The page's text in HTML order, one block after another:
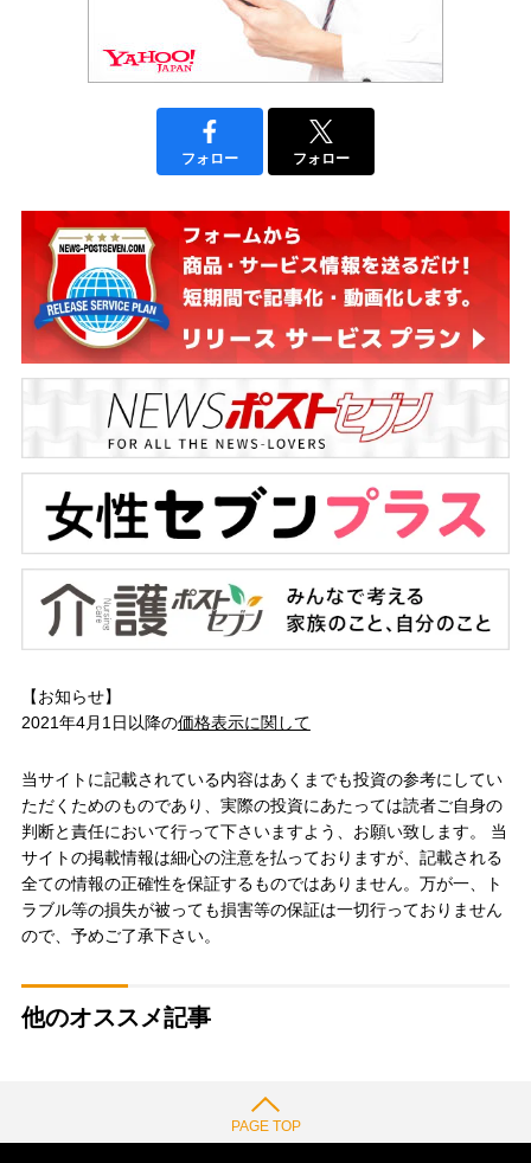
フォロー フォロー
【お知らせ】
2021年4月1日以降の価格表示に関して
当サイトに記載されている内容はあくまでも投資の参考にしてい
ただくためのものであり、実際の投資にあたっては読者ご自身の
判断と責任において行って下さいますよう、お願い致します。 当
サイトの掲載情報は細心の注意を払っておりますが、記載される
全ての情報の正確性を保証するものではありません。万が一、ト
ラブル等の損失が被っても損害等の保証は一切行っておりません
ので、予めご了承下さい。
他のオススメ記事
PAGE TOP